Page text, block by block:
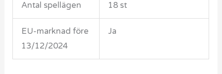
Antal spellägen 18 st
EU-marknad före
13/12/2024
Ja